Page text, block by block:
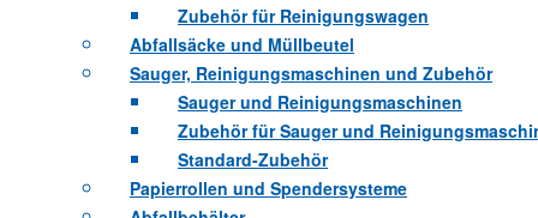
Zubehör für Reinigungswagen
Abfallsäcke und Müllbeutel
Sauger, Reinigungsmaschinen und Zubehör
Sauger und Reinigungsmaschinen
Zubehör für Sauger und
Standard-Zubehör
Papierrollen und Spendersysteme